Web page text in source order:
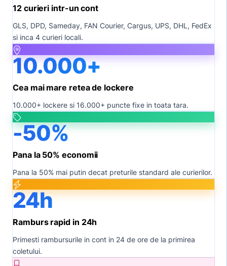
12 curieri intr-un cont
GLS, DPD, Sameday, FAN Courier, Cargus, UPS, DHL, FedEx
si inca 4 curieri locali.
10.000+
Cea mai mare retea de lockere
10.000+ lockere si 16.000+ puncte fixe in toata tara.
-50%
Pana la 50% economii
Pana la 50% mai putin decat preturile standard ale curierilor.
24h
Ramburs rapid in 24h
Primesti rambursurile in cont in 24 de ore de la primirea
coletului.